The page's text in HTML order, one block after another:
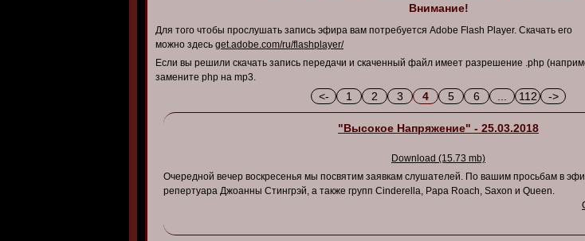
Внимание!
Для того чтобы прослушать запись эфира вам потребуется Adobe Flash Player. Скачать его
можно здесь get.adobe.com/ru/flashplayer/
Если вы решили скачать запись передачи и скаченный файл имеет разрешение .php
замените php на mp3.
<- 1 2 3 4 5 6 112 ->
"Высокое Напряжение" - 25.03.2018
Download (15.73 mb)
Очередной вечер воскресенья мы посвятим заявкам слушателей. По вашим просьбам в
репертуара Джоанны Стингрэй, а также групп Cinderella, Papa Roach, Saxon и Queen.